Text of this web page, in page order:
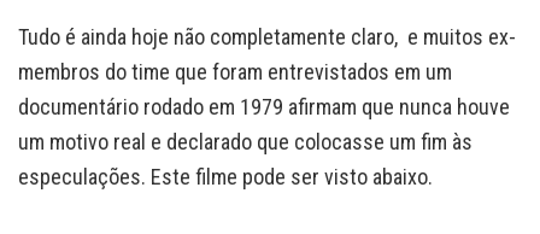
Tudo é ainda hoje não completamente claro, e muitos ex-
membros do time que foram entrevistados em um
documentário rodado em 1979 afirmam que nunca houve
um motivo real e declarado que colocasse um fim às
especulações. Este filme pode ser visto abaixo.